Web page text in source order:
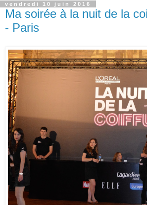
vendredi 10 juin 2016
Ma soirée à la nuit de la
- Paris